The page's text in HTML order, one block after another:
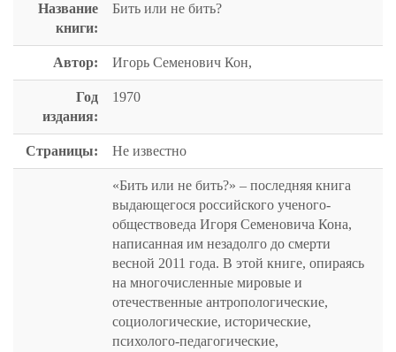
Название
книги:
Бить или не бить?
Автор: Игорь Семенович Кон,
Год
издания:
1970
Страницы: Не известно
«Бить или не бить?» – последняя книга
выдающегося российского ученого-
обществоведа Игоря Семеновича Кона,
написанная им незадолго до смерти
весной 2011 года. В этой книге, опираясь
на многочисленные мировые и
отечественные антропологические,
социологические, исторические,
психолого-педагогические,